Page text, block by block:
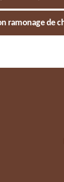
ramonage de